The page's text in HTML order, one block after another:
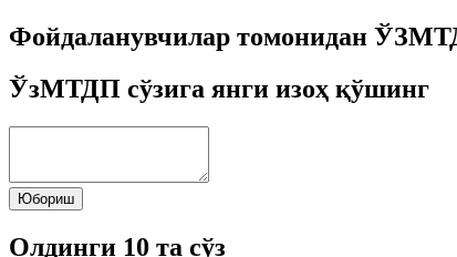
Фойдаланувчилар томонидан
ЎзМТДП сўзига янги изоҳ қўшинг
Юбориш
Олдинги 10 та сўз